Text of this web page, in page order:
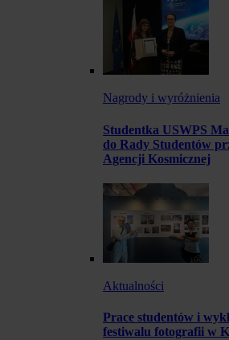
Nagrody i wyróżnienia
Studentka USWPS
do Rady Studentów
Agencji Kosmicznej
Aktualności
Prace studentów i
festiwalu fotografii w